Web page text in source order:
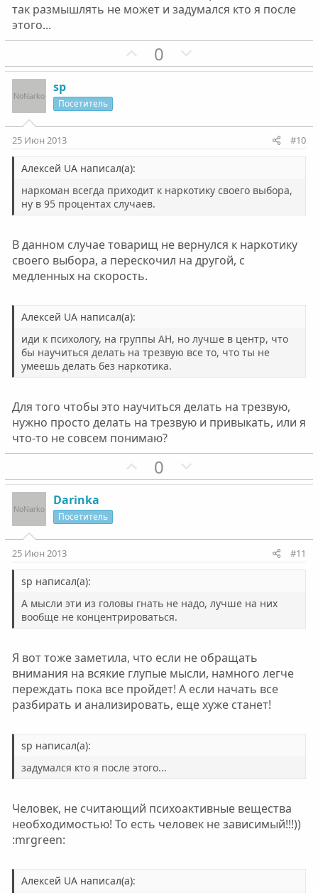
так размышлять не может и задумался кто я после
этого...
П
о
т
ы
й
о
л
о
0
е
т
ы
о
л
о
sp
Посетитель
25 Июн 2013 #10
Алексей UA написал(а):
наркоман всегда приходит к наркотику своего выбора,
ну в 95 процентах случаев.
В данном случае товарищ не вернулся к наркотику
своего выбора, а перескочил на другой, с
медленных на скорость.
Алексей UA написал(а):
иди к психологу, на группы АН, но лучше в центр, что
бы научиться делать на трезвую все то, что ты не
умеешь делать без наркотика.
Для того чтобы это научиться делать на трезвую,
нужно просто делать на трезвую и привыкать, или я
что-то не совсем понимаю?
П
о
т
ы
й
о
л
о
с
0
е
т
ы
о
л
о
с
Darinka
Посетитель
25 Июн 2013 #11
sp написал(а):
А мысли эти из головы гнать не надо, лучше на них
вообще не концентрироваться.
Я вот тоже заметила, что если не обращать
внимания на всякие глупые мысли, намного легче
переждать пока все пройдет! А если начать все
разбирать и анализировать, еще хуже станет!
sp написал(а):
задумался кто я после этого...
Человек, не считающий психоактивные вещества
необходимостью! То есть человек не зависимый!!!))
:mrgreen:
Алексей UA написал(а):